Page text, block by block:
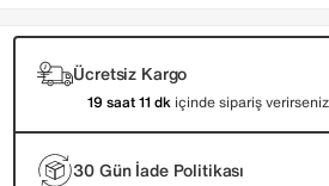
Ücretsiz Kargo
19 saat 11 dk içinde sipariş
30 Gün İade Politikası